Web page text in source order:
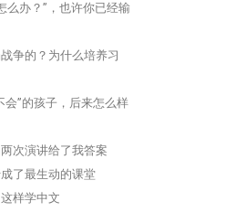
么办？”，也许你已经输
争的？为什么培养习
会”的孩子，后来怎么样
次演讲给了我答案
了最生动的课堂
样学中文